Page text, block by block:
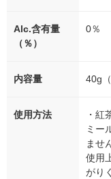
Alc.含有量
（％）
0％
内容量 40g
使用方法
・紅
ミー
ませ
使用
がり